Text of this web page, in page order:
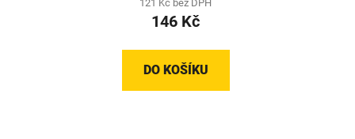
je
z
121 Kč bez DPH
146 Kč
DO KOŠÍKU